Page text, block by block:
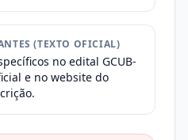
(TEXTO OFICIAL)
no edital GCUB-
e no website do